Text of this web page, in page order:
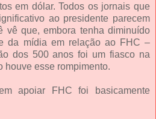
em dólar. Todos os jornais que
ao presidente parecem
vê que, embora tenha diminuído
da mídia em relação ao FHC –
dos 500 anos foi um fiasco na
houve esse rompimento.
apoiar FHC foi basicamente